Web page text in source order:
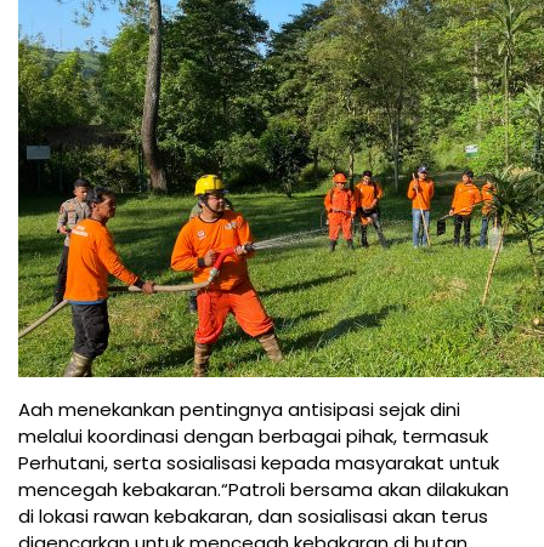
Aah menekankan pentingnya antisipasi sejak dini
melalui koordinasi dengan berbagai pihak, termasuk
Perhutani, serta sosialisasi kepada masyarakat untuk
mencegah kebakaran.“Patroli bersama akan dilakukan
di lokasi rawan kebakaran, dan sosialisasi akan terus